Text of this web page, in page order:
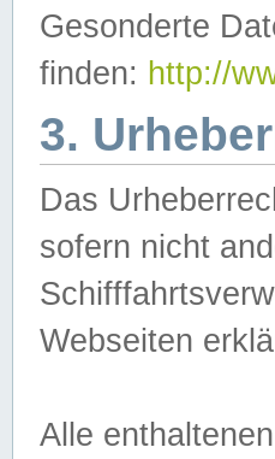
Gesonderte
finden: http://
3.
Das
sofern nicht
Webseiten
Alle